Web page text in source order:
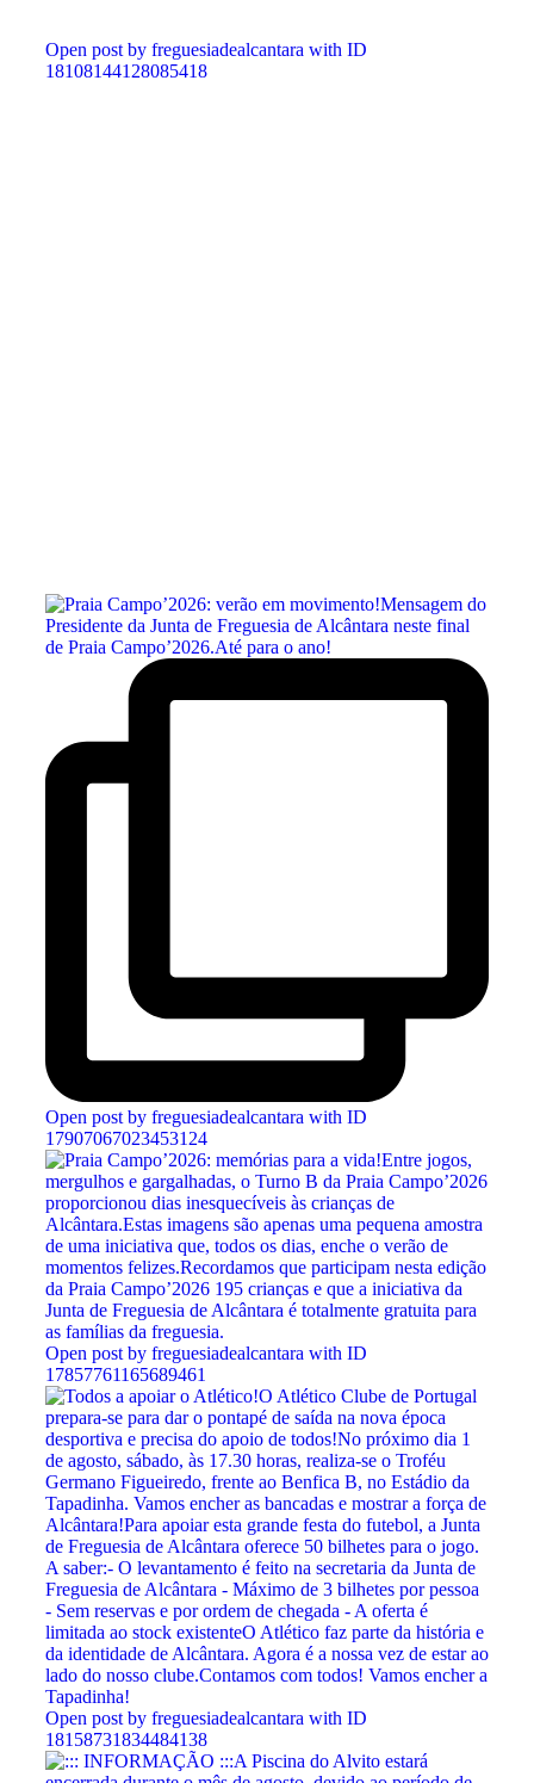
Open post by freguesiadealcantara with ID
18108144128085418
Open post by freguesiadealcantara with ID
17907067023453124
Open post by freguesiadealcantara with ID
17857761165689461
Open post by freguesiadealcantara with ID
18158731834484138